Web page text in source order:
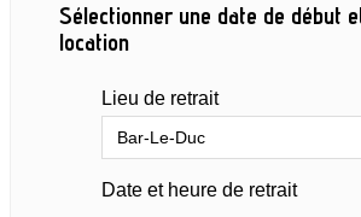
Sélectionner une date de début
location
Lieu de retrait
Date et heure de retrait